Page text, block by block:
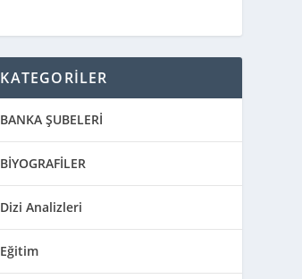
KATEGORİLER
BANKA ŞUBELERİ
BİYOGRAFİLER
Dizi Analizleri
Eğitim